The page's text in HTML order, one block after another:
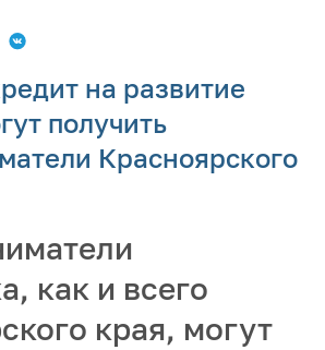
на развитие
получить
Красноярского
как и всего
края, могут